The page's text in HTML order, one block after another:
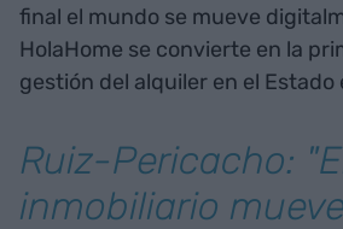
final el mundo se mueve
HolaHome se convierte en la
gestión del alquiler en el Estado
Ruiz-Pericacho:
inmobiliario